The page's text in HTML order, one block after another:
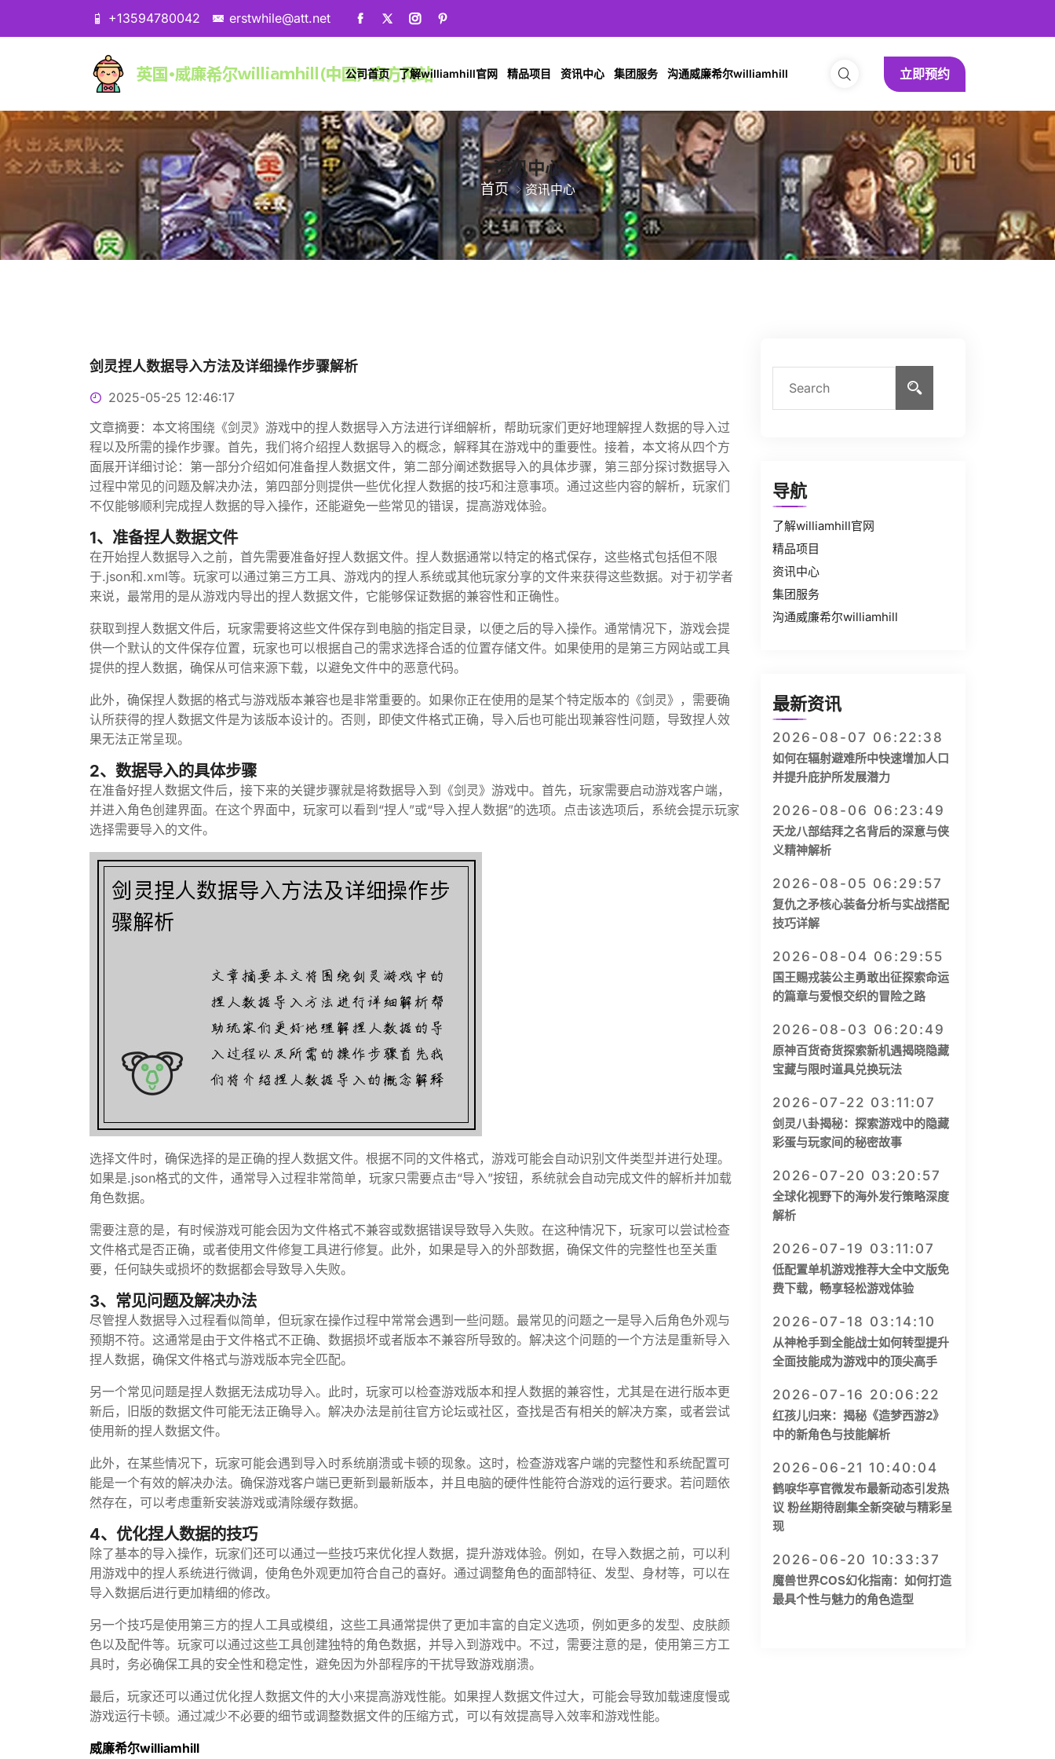
+13594780042 erstwhile@att.net
公司首页 了解williamhill官网 精品项目 资讯中心 集团服务 沟通威廉希尔williamhill 立即预约
资讯中心
首页 资讯中心
剑灵捏人数据导入方法及详细操作步骤解析
2025-05-25 12:46:17
文章摘要：本文将围绕《剑灵》游戏中的捏人数据导入方法进行详细解析，帮助玩家们更好地理解捏人数据的导入过
程以及所需的操作步骤。首先，我们将介绍捏人数据导入的概念，解释其在游戏中的重要性。接着，本文将从四个方
面展开详细讨论：第一部分介绍如何准备捏人数据文件，第二部分阐述数据导入的具体步骤，第三部分探讨数据导入
过程中常见的问题及解决办法，第四部分则提供一些优化捏人数据的技巧和注意事项。通过这些内容的解析，玩家们
不仅能够顺利完成捏人数据的导入操作，还能避免一些常见的错误，提高游戏体验。
1、准备捏人数据文件
在开始捏人数据导入之前，首先需要准备好捏人数据文件。捏人数据通常以特定的格式保存，这些格式包括但不限
于.json和.xml等。玩家可以通过第三方工具、游戏内的捏人系统或其他玩家分享的文件来获得这些数据。对于初学者
来说，最常用的是从游戏内导出的捏人数据文件，它能够保证数据的兼容性和正确性。
获取到捏人数据文件后，玩家需要将这些文件保存到电脑的指定目录，以便之后的导入操作。通常情况下，游戏会提
供一个默认的文件保存位置，玩家也可以根据自己的需求选择合适的位置存储文件。如果使用的是第三方网站或工具
提供的捏人数据，确保从可信来源下载，以避免文件中的恶意代码。
此外，确保捏人数据的格式与游戏版本兼容也是非常重要的。如果你正在使用的是某个特定版本的《剑灵》，需要确
认所获得的捏人数据文件是为该版本设计的。否则，即使文件格式正确，导入后也可能出现兼容性问题，导致捏人效
果无法正常呈现。
2、数据导入的具体步骤
在准备好捏人数据文件后，接下来的关键步骤就是将数据导入到《剑灵》游戏中。首先，玩家需要启动游戏客户端，
并进入角色创建界面。在这个界面中，玩家可以看到“捏人”或“导入捏人数据”的选项。点击该选项后，系统会提示玩家
选择需要导入的文件。
选择文件时，确保选择的是正确的捏人数据文件。根据不同的文件格式，游戏可能会自动识别文件类型并进行处理。
如果是.json格式的文件，通常导入过程非常简单，玩家只需要点击“导入”按钮，系统就会自动完成文件的解析并加载
角色数据。
需要注意的是，有时候游戏可能会因为文件格式不兼容或数据错误导致导入失败。在这种情况下，玩家可以尝试检查
文件格式是否正确，或者使用文件修复工具进行修复。此外，如果是导入的外部数据，确保文件的完整性也至关重
要，任何缺失或损坏的数据都会导致导入失败。
3、常见问题及解决办法
尽管捏人数据导入过程看似简单，但玩家在操作过程中常常会遇到一些问题。最常见的问题之一是导入后角色外观与
预期不符。这通常是由于文件格式不正确、数据损坏或者版本不兼容所导致的。解决这个问题的一个方法是重新导入
捏人数据，确保文件格式与游戏版本完全匹配。
另一个常见问题是捏人数据无法成功导入。此时，玩家可以检查游戏版本和捏人数据的兼容性，尤其是在进行版本更
新后，旧版的数据文件可能无法正确导入。解决办法是前往官方论坛或社区，查找是否有相关的解决方案，或者尝试
使用新的捏人数据文件。
此外，在某些情况下，玩家可能会遇到导入时系统崩溃或卡顿的现象。这时，检查游戏客户端的完整性和系统配置可
能是一个有效的解决办法。确保游戏客户端已更新到最新版本，并且电脑的硬件性能符合游戏的运行要求。若问题依
然存在，可以考虑重新安装游戏或清除缓存数据。
4、优化捏人数据的技巧
除了基本的导入操作，玩家们还可以通过一些技巧来优化捏人数据，提升游戏体验。例如，在导入数据之前，可以利
用游戏中的捏人系统进行微调，使角色外观更加符合自己的喜好。通过调整角色的面部特征、发型、身材等，可以在
导入数据后进行更加精细的修改。
另一个技巧是使用第三方的捏人工具或模组，这些工具通常提供了更加丰富的自定义选项，例如更多的发型、皮肤颜
色以及配件等。玩家可以通过这些工具创建独特的角色数据，并导入到游戏中。不过，需要注意的是，使用第三方工
具时，务必确保工具的安全性和稳定性，避免因为外部程序的干扰导致游戏崩溃。
最后，玩家还可以通过优化捏人数据文件的大小来提高游戏性能。如果捏人数据文件过大，可能会导致加载速度慢或
游戏运行卡顿。通过减少不必要的细节或调整数据文件的压缩方式，可以有效提高导入效率和游戏性能。
威廉希尔williamhill
导航
了解williamhill官网
精品项目
资讯中心
集团服务
沟通威廉希尔williamhill
最新资讯
2026-08-07 06:22:38
如何在辐射避难所中快速增加人口
并提升庇护所发展潜力
2026-08-06 06:23:49
天龙八部结拜之名背后的深意与侠
义精神解析
2026-08-05 06:29:57
复仇之矛核心装备分析与实战搭配
技巧详解
2026-08-04 06:29:55
国王赐戎装公主勇敢出征探索命运
的篇章与爱恨交织的冒险之路
2026-08-03 06:20:49
原神百货奇货探索新机遇揭晓隐藏
宝藏与限时道具兑换玩法
2026-07-22 03:11:07
剑灵八卦揭秘：探索游戏中的隐藏
彩蛋与玩家间的秘密故事
2026-07-20 03:20:57
全球化视野下的海外发行策略深度
解析
2026-07-19 03:11:07
低配置单机游戏推荐大全中文版免
费下载，畅享轻松游戏体验
2026-07-18 03:14:10
从神枪手到全能战士如何转型提升
全面技能成为游戏中的顶尖高手
2026-07-16 20:06:22
红孩儿归来：揭秘《造梦西游2》
中的新角色与技能解析
2026-06-21 10:40:04
鹤唳华亭官微发布最新动态引发热
议 粉丝期待剧集全新突破与精彩呈
现
2026-06-20 10:33:37
魔兽世界COS幻化指南：如何打造
最具个性与魅力的角色造型